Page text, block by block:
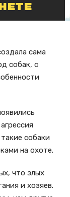
сама
собак, с
собаки
на охоте.
что злых
и хозяев.